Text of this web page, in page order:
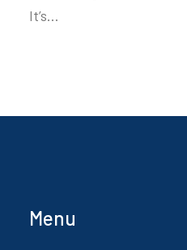
It’s…
Menu